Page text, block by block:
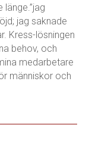
jag saknade
Kress-lösningen
behov, och
medarbetare
människor och